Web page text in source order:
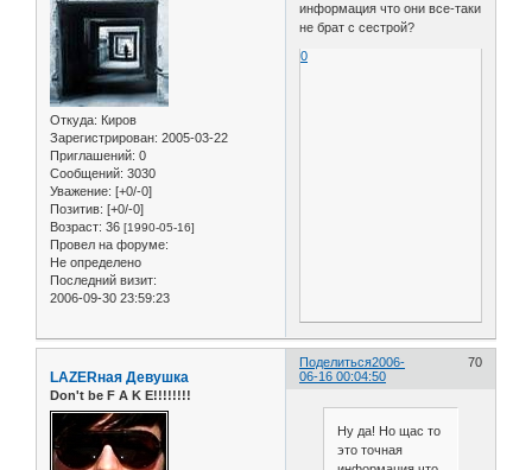
Откуда: Киров
Зарегистрирован: 2005-03-22
Приглашений: 0
Сообщений: 3030
Уважение: [+0/-0]
Позитив: [+0/-0]
Возраст: 36 [1990-05-16]
Провел на форуме:
Не определено
Последний визит:
2006-09-30 23:59:23
информация что они все-таки
не брат с сестрой?
0
Поделиться 70
2006-
06-16 00:04:50
LAZERная Девушка
Don't be F A K E!!!!!!!!
Ну да! Но щас то
это точная